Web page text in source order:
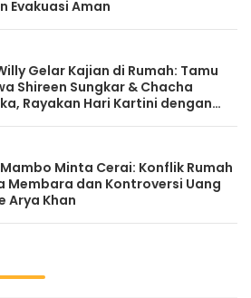
Evakuasi Aman
Gelar Kajian di Rumah: Tamu
Shireen Sungkar & Chacha
Rayakan Hari Kartini dengan
Minta Cerai: Konflik Rumah
Membara dan Kontroversi Uang
Arya Khan